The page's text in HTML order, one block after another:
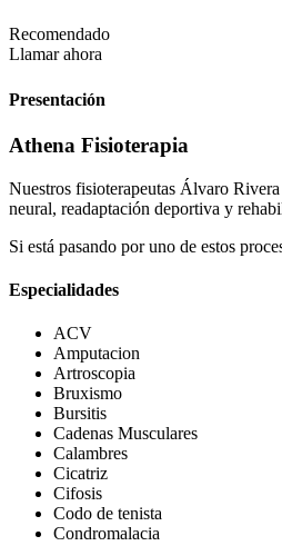
Recomendado
Llamar ahora
Presentación
Athena Fisioterapia
Nuestros fisioterapeutas Álvaro
neural, readaptación deportiva y
Si está pasando por uno de estos
Especialidades
ACV
Amputacion
Artroscopia
Bruxismo
Bursitis
Cadenas Musculares
Calambres
Cicatriz
Cifosis
Codo de tenista
Condromalacia